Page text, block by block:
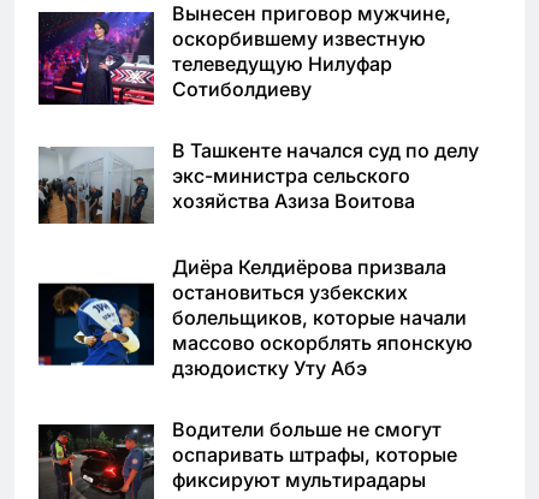
Вынесен приговор мужчине,
оскорбившему известную
телеведущую Нилуфар
Сотиболдиеву
В Ташкенте начался суд по делу
экс-министра сельского
хозяйства Азиза Воитова
Диёра Келдиёрова призвала
остановиться узбекских
болельщиков, которые начали
массово оскорблять японскую
дзюдоистку Уту Абэ
Водители больше не смогут
оспаривать штрафы, которые
фиксируют мультирадары